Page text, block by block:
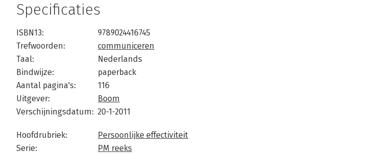
Specificaties
ISBN13:
9789024416745
Trefwoorden:
communiceren
Taal:
Nederlands
Bindwijze:
paperback
Aantal pagina's:
116
Uitgever:
Boom
Verschijningsdatum: 20-1-2011
Hoofdrubriek:
Persoonlijke effectiviteit
Serie:
PM reeks